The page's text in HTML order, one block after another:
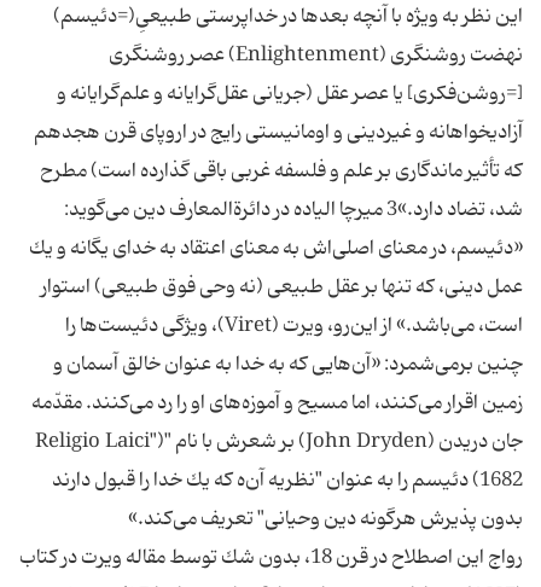
اين نظر به ويژه با آنچه بعدها در خداپرستى طبيعىِ(=دئيسم)
نهضت روشنگرى (Enlightenment) عصر روشنگرى
[=روشن‌فكرى‌] يا عصر عقل (جريانى عقل‌گرايانه و علم‌گرايانه و
آزاديخواهانه و غيردينى و اومانيستى رايج در اروپاى قرن هجدهم
كه تأثير ماندگارى بر علم و فلسفه غربى باقى گذارده است) مطرح
شد، تضاد دارد.»3 ميرچا الياده در دائرةالمعارف دين مى‌گويد:
«دئيسم، در معناى اصلى‌اش به معناى اعتقاد به خداى يگانه و يك
عمل دينى، كه تنها بر عقل طبيعى (نه وحى فوق طبيعى) استوار
است، مى‌باشد.» از اين‌رو، ويرت (Viret)، ويژگى دئيست‌ها را
چنين برمى‌شمرد: «آن‌هايى كه به خدا به عنوان خالق آسمان و
زمين اقرار مى‌كنند، اما مسيح و آموزه‌هاى او را رد مى‌كنند. مقدّمه
جان دريدن (John Dryden) بر شعرش با نام "(Religio Laici"
1682) دئيسم را به عنوان "نظريه آن‌ه كه يك خدا را قبول دارند
بدون پذيرش هرگونه دين وحيانى" تعريف مى‌كند.»
رواج اين اصطلاح در قرن 18، بدون شك توسط مقاله ويرت در كتاب